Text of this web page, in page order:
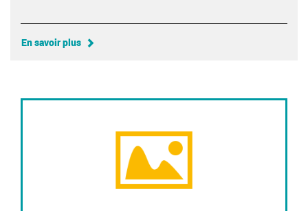
En savoir plus